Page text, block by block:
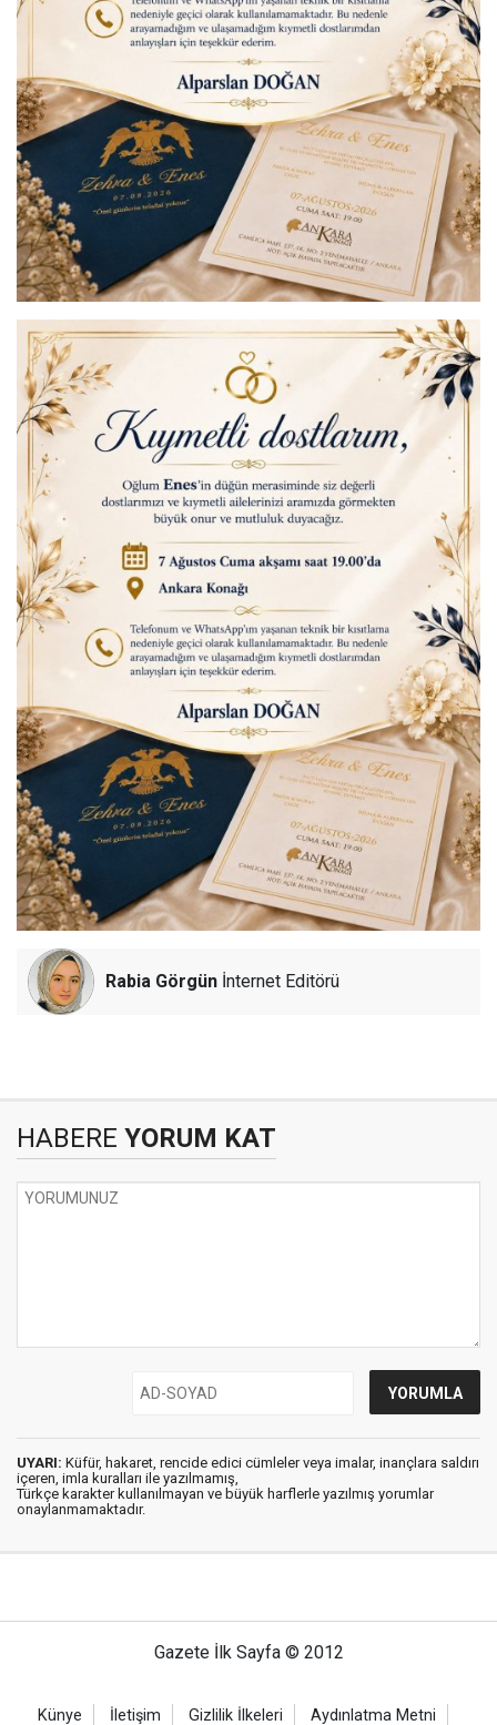
Rabia Görgün İnternet Editörü
HABERE YORUM KAT
UYARI: Küfür, hakaret, rencide edici cümleler veya imalar, inançlara saldırı
içeren, imla kuralları ile yazılmamış,
Türkçe karakter kullanılmayan ve büyük harflerle yazılmış yorumlar
onaylanmamaktadır.
Gazete İlk Sayfa © 2012
Künye İletişim Gizlilik İlkeleri Aydınlatma Metni